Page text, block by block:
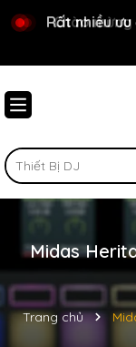
Chào mừng
Rất nhiều
Midas
Trang chủ